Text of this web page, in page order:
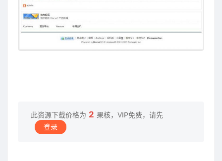
此资源下载价格为 2 果核，VIP免费，请先
登录